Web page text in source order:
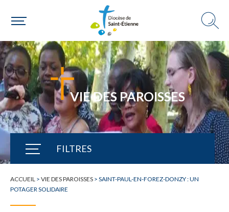
VIE DES PAROISSES
FILTRES
TOUTE L'ACTUALITÉ
ACCUEIL > VIE DES PAROISSES > SAINT-PAUL-EN-FOREZ-DONZY : UN
POTAGER SOLIDAIRE